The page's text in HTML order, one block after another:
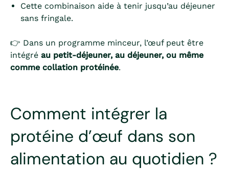
Cette combinaison aide à tenir jusqu’au déjeuner
sans fringale.
👉 Dans un programme minceur, l’œuf peut être
intégré au petit-déjeuner, au déjeuner, ou même
comme collation protéinée.
Comment intégrer la
protéine d’œuf dans son
alimentation au quotidien ?